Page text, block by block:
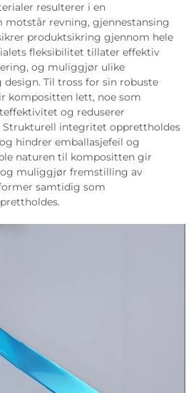
resulterer i en
motstår revning, gjennestansing
produktsikring gjennom hele
fleksibilitet tillater effektiv
og muliggjør ulike
Til tross for sin robuste
kompositten lett, noe som
og reduserer
Strukturell integritet opprettholdes
hindrer emballasjefeil og
naturen til kompositten gir
muliggjør fremstilling av
samtidig som